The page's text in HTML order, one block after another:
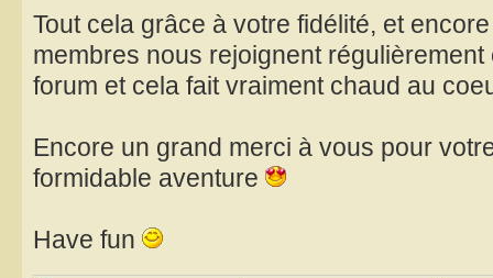
Tout cela grâce à votre fidélité, et
membres nous rejoignent
forum et cela fait vraiment chaud au
Encore un grand merci à vous pour
formidable aventure
Have fun